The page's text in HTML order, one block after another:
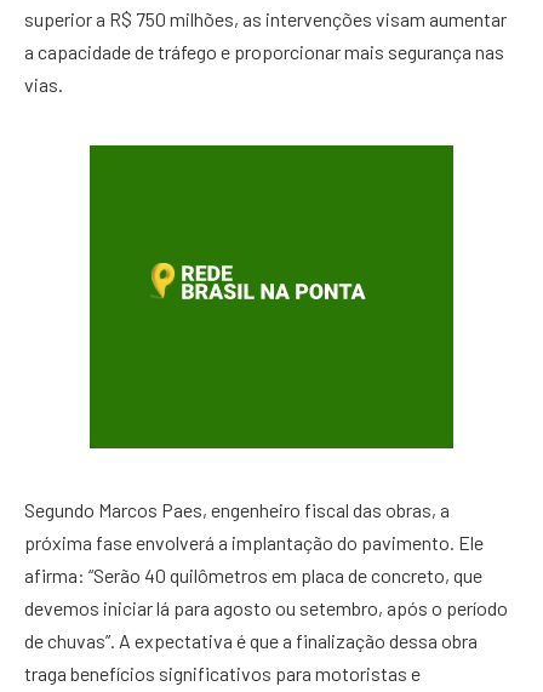
superior a R$ 750 milhões, as intervenções visam aumentar
a capacidade de tráfego e proporcionar mais segurança nas
vias.
Segundo Marcos Paes, engenheiro fiscal das obras, a
próxima fase envolverá a implantação do pavimento. Ele
afirma: “Serão 40 quilômetros em placa de concreto, que
devemos iniciar lá para agosto ou setembro, após o período
de chuvas”. A expectativa é que a finalização dessa obra
traga benefícios significativos para motoristas e